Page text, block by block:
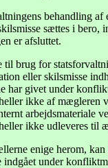
behandling af
sættes i bero,
er afsluttet.
til brug for
eller skilsmisse
har givet under
ikke af mægleren
arbejdsmateriale
ikke udleveres til
enige herom, kan
indgået under